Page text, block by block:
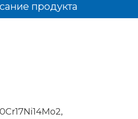
продукта